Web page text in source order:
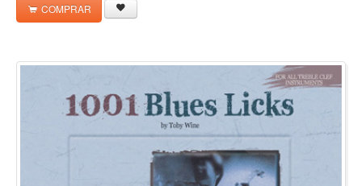
COMPRAR